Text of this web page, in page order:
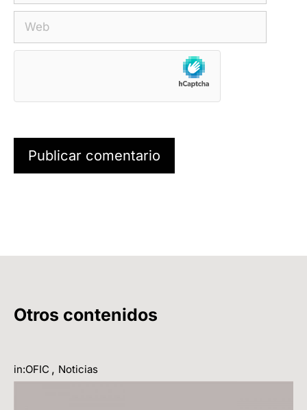
Otros contenidos
in:OFIC , Noticias